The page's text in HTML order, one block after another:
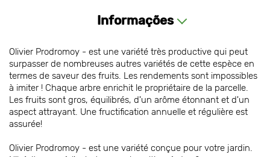
Informações
Olivier Prodromoy - est une variété très productive qui peut
surpasser de nombreuses autres variétés de cette espèce en
termes de saveur des fruits. Les rendements sont impossibles
à imiter ! Chaque arbre enrichit le propriétaire de la parcelle.
Les fruits sont gros, équilibrés, d'un arôme étonnant et d'un
aspect attrayant. Une fructification annuelle et régulière est
assurée!
Olivier Prodromoy - est une variété conçue pour votre jardin.